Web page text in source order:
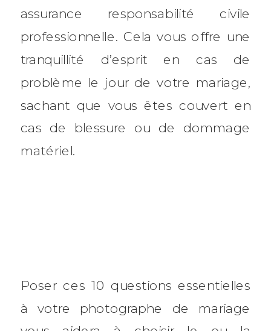
assurance responsabilité civile
professionnelle. Cela vous offre une
tranquillité d’esprit en cas de
problème le jour de votre mariage,
sachant que vous êtes couvert en
cas de blessure ou de dommage
matériel.
Poser ces 10 questions essentielles
à votre photographe de mariage